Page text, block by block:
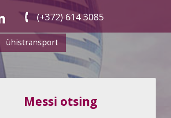
(+372) 614 3085
ühistransport
Messi otsing